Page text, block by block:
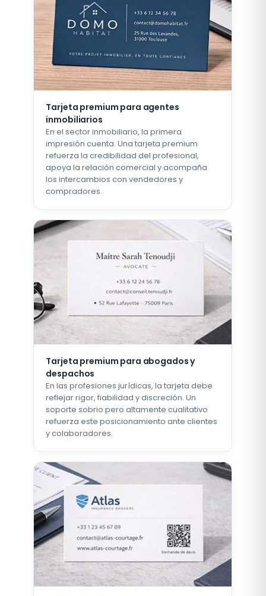
Tarjeta premium para agentes
inmobiliarios
En el sector inmobiliario, la primera
impresión cuenta. Una tarjeta premium
refuerza la credibilidad del profesional,
apoya la relación comercial y acompaña
los intercambios con vendedores y
compradores.
Tarjeta premium para abogados y
despachos
En las profesiones jurídicas, la tarjeta debe
reflejar rigor, fiabilidad y discreción. Un
soporte sobrio pero altamente cualitativo
refuerza este posicionamiento ante clientes
y colaboradores.